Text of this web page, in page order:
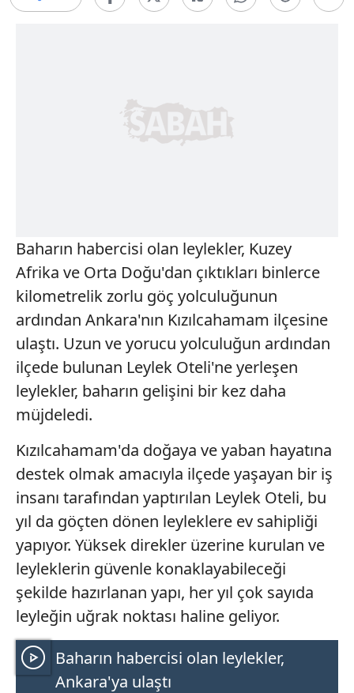
Baharın habercisi olan leylekler, Kuzey
Afrika ve Orta Doğu'dan çıktıkları binlerce
kilometrelik zorlu göç yolculuğunun
ardından Ankara'nın Kızılcahamam ilçesine
ulaştı. Uzun ve yorucu yolculuğun ardından
ilçede bulunan Leylek Oteli'ne yerleşen
leylekler, baharın gelişini bir kez daha
müjdeledi.
Kızılcahamam'da doğaya ve yaban hayatına
destek olmak amacıyla ilçede yaşayan bir iş
insanı tarafından yaptırılan Leylek Oteli, bu
yıl da göçten dönen leyleklere ev sahipliği
yapıyor. Yüksek direkler üzerine kurulan ve
leyleklerin güvenle konaklayabileceği
şekilde hazırlanan yapı, her yıl çok sayıda
leyleğin uğrak noktası haline geliyor.
Baharın habercisi olan leylekler,
Ankara'ya ulaştı